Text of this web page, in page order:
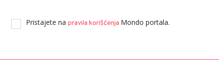
Pristajete na pravila korišćenja Mondo portala.